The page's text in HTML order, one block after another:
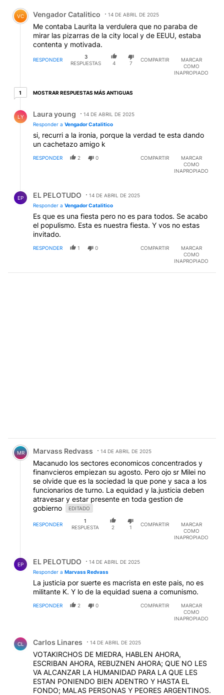
Comentario de Vengador Catalitico.
VC Vengador Catalitico 14 DE ABRIL DE 2025
Me contaba Laurita la verdulera que no paraba de
mirar las pizarras de la city local y de EEUU, estaba
contenta y motivada.
RESPONDER
3
RESPUESTAS
4 7
COMPARTIR
MARCAR
COMO
INAPROPIADO
11 respuesta más antiguas
MOSTRAR RESPUESTAS MÁS ANTIGUAS
LY Laura young
14 DE ABRIL DE 2025
Responder a Vengador Catalitico
si, recurri a la ironia, porque la verdad te esta dando
un cachetazo amigo k
RESPONDER 2 0 COMPARTIR
MARCAR
COMO
INAPROPIADO
EP EL PELOTUDO
14 DE ABRIL DE 2025
Responder a Vengador Catalitico
Es que es una fiesta pero no es para todos. Se acabo
el populismo. Esta es nuestra fiesta. Y vos no estas
invitado.
RESPONDER 1 0 COMPARTIR
MARCAR
COMO
INAPROPIADO
Comentario de Marvass Redvass.
MR Marvass Redvass 14 DE ABRIL DE 2025
Macanudo los sectores economicos concentrados y
finanvcieros empiezan su agosto. Pero ojo sr Milei no
se olvide que es la sociedad la que pone y saca a los
funcionarios de turno. La equidad y la.justicia deben
atravesar y estar presente en toda gestion de
gobierno
EDITADO
RESPONDER
1
RESPUESTA
2 1
COMPARTIR
MARCAR
COMO
INAPROPIADO
EP EL PELOTUDO
14 DE ABRIL DE 2025
Responder a Marvass Redvass
La justicia por suerte es macrista en este pais, no es
militante K. Y lo de la equidad suena a comunismo.
RESPONDER 2 0 COMPARTIR
MARCAR
COMO
INAPROPIADO
CL Carlos Linares 14 DE ABRIL DE 2025
VOTAKIRCHOS DE MIEDRA, HABLEN AHORA,
ESCRIBAN AHORA, REBUZNEN AHORA; QUE NO LES
VA ALCANZAR LA HUMANIDAD PARA LA QUE LES
ESTAN PONIENDO BIEN ADENTRO Y HASTA EL
FONDO; MALAS PERSONAS Y PEORES ARGENTINOS.